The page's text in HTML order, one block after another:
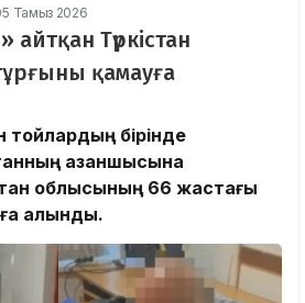
Тамыз 2026
айтқан Түркістан
қамауға
тойлардың бірінде
азаншысына
облысының 66 жастағы
алынды.